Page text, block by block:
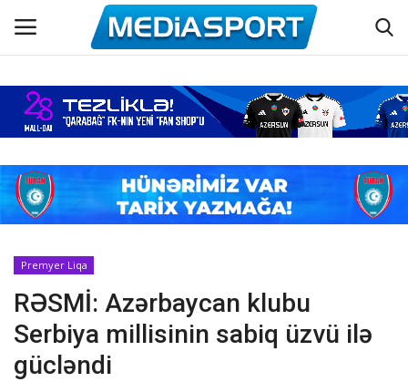
Əsas
Azərbaycan futbolu
Maraqlı
Əlaqə
Haqqımızda
Köşə yazıları
Premyer Liqa
RƏSMİ: Azərbaycan klubu
Serbiya millisinin sabiq üzvü ilə
gücləndi